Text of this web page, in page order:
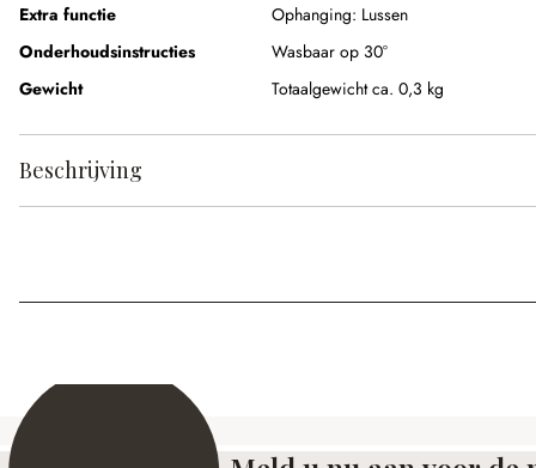
Extra functie
Ophanging: Lussen
Onderhoudsinstructies
Wasbaar op 30°
Gewicht
Totaalgewicht ca. 0,3 kg
Beschrijving